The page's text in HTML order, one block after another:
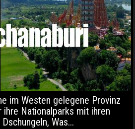
im Westen gelegene Provinz
ihre Nationalparks mit ihren
Was...